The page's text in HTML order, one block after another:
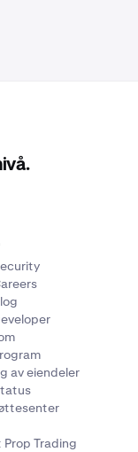
av eiendeler
Trading